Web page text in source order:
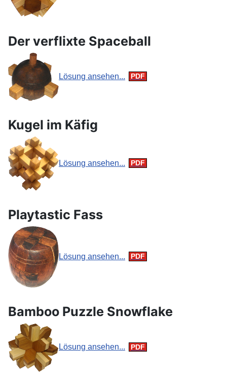
Der verflixte Spaceball
Lösung ansehen...
Kugel im Käfig
Lösung ansehen...
Playtastic Fass
Lösung ansehen...
Bamboo Puzzle Snowflake
Lösung ansehen...